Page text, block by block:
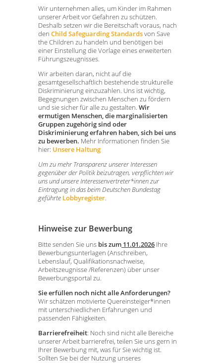
Wir unternehmen alles, um Kinder im Rahmen
unserer Arbeit vor Gefahren zu schützen.
Deshalb setzen wir die Bereitschaft voraus, nach
den Child Safeguarding Standardsvon Save
the Children zu handeln und benötigen bei
einer Einstellung die Vorlage eines erweiterten
Führungszeugnisses.
Wir arbeiten daran, nicht auf die
gesamtgesellschaftlich bestehende strukturelle
Diskriminierung einzuzahlen. Uns ist wichtig,
Begegnungen zwischen Menschen zu fördern
und sie sicher für alle zu gestalten. Wir
ermutigen Menschen, die marginalisierten
Gruppen zugehörig sind oder
Diskriminierung erfahren haben, sich bei uns
zu bewerben. Mehr Informationen finden Sie
hier: Unsere Haltung
Um zu mehr Transparenz unserer Interessen
gegenüber der Politik beizutragen, verpflichten wir
uns und unsere Interessenvertreter*innen zur
Eintragung in das beim Deutschen Bundestag
geführte Lobbyregister
Hinweise zur Bewerbung
Bitte senden Sie uns bis zum 11.01.2026 Ihre
Bewerbungsunterlagen (Anschreiben,
Lebenslauf, Qualifikationsnachweise,
Arbeitszeugnisse /Referenzen) über unser
Bewerbungsportal zu.
Sie erfüllen noch nicht alle Anforderungen?
Wir schätzen motivierte Quereinsteiger*innen
mit unterschiedlichen Erfahrungen und
passenden Fähigkeiten.
Barrierefreiheit: Noch sind nicht alle Bereiche
unserer Arbeit barrierefrei, teilen Sie uns gern in
Ihrer Bewerbung mit, was für Sie wichtig ist.
Sollten Sie bei der Nutzung unseres